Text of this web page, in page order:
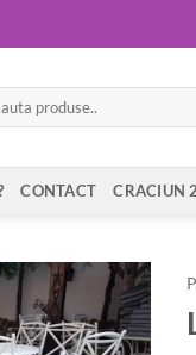
CONTACT CRACIUN